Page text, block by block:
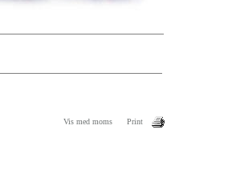
Vis med moms Print